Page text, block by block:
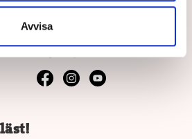
AvvisaFölj oss
Följ oss på sociala medier.